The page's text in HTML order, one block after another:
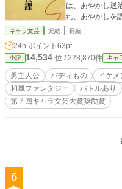
は、あやかし退
れ、あやかしを誘
わない年下エリ
キャラ文芸 完結 長編
24h.ポイント 63pt
小説 14,534 位 / 228,870件 キャ
男主人公 バディもの イケメ
和風ファンタジー
バトルあり
第７回キャラ文芸大賞奨励賞
6